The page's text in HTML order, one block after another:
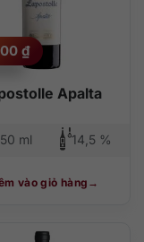
Apalta
₫
ml 14,5 %
vào giỏ hàng